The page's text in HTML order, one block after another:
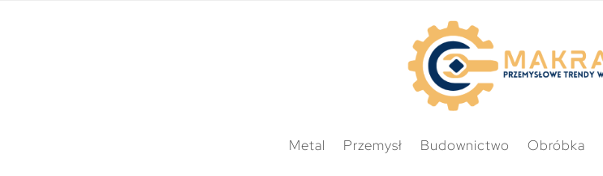
Metal Przemysł Budownictwo Obróbka